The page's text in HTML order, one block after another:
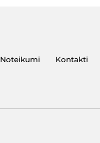
Noteikumi Kontakti